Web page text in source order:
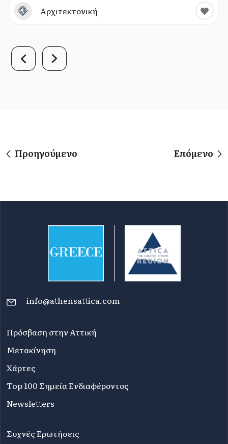
Αρχιτεκτονική
Προηγούμενο Επόμενο
info@athensattica.com
Πρόσβαση στην Αττική
Μετακίνηση
Χάρτες
Top 100 Σημεία Ενδιαφέροντος
Newsletters
Συχνές Ερωτήσεις